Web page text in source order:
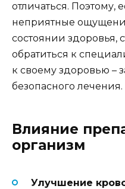
отличаться. Поэтому,
неприятные
состоянии здоровья,
обратиться к
к своему здоровью –
безопасного лечения.
Влияние
организм
Улучшение